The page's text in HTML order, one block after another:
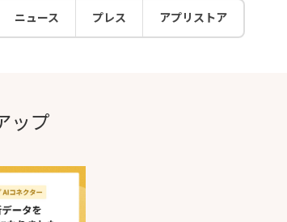
ニュース プレス アプリストア
ップ